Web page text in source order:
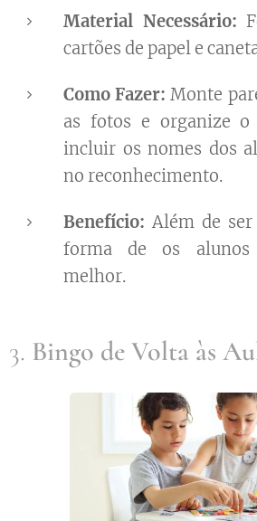
Material Necessário:
cartões de papel e
Como Fazer: Monte
as fotos e organize o
incluir os nomes dos
no reconhecimento.
Benefício: Além de
forma de os alunos
melhor.
3. Bingo de Volta às